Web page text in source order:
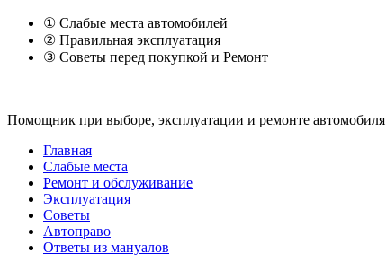
① Слабые места автомобилей
② Правильная эксплуатация
③ Советы перед покупкой и Ремонт
Помощник при выборе, эксплуатации и ремонте автомобиля
Главная
Слабые места
Ремонт и обслуживание
Эксплуатация
Советы
Автоправо
Ответы из мануалов